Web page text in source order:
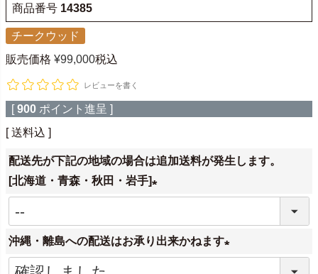
商品番号 14385
チークウッド
販売価格 ¥99,000税込
レビューを書く
[ 900 ポイント進呈 ]
送料込
配送先が下記の地域の場合は追加送料が発生します。
[北海道・青森・秋田・岩手]
必
須
沖縄・離島への配送はお承り出来かねます